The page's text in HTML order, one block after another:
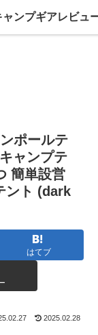
ポールテ
ャンプテ
簡単設営
ント (dark
はてブ
2025.02.28
ャンプギアレビュ